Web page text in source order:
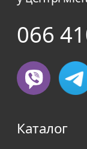
066
Каталог